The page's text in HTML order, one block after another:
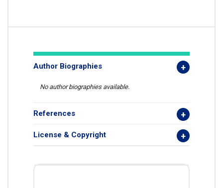
Author Biographies
No author biographies available.
References
License & Copyright